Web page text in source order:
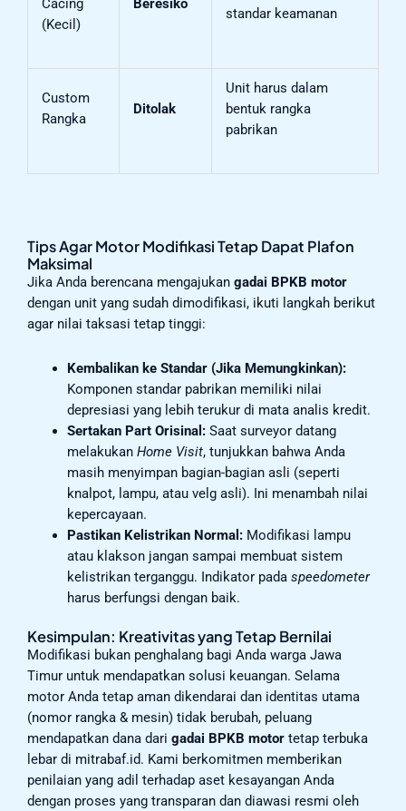
Cacing
(Kecil)
Beresiko
standar keamanan
Custom
Rangka
Ditolak
Unit harus dalam
bentuk rangka
pabrikan
Tips Agar Motor Modifikasi Tetap Dapat Plafon
Maksimal
Jika Anda berencana mengajukan gadai BPKB motor
dengan unit yang sudah dimodifikasi, ikuti langkah berikut
agar nilai taksasi tetap tinggi:
Kembalikan ke Standar (Jika Memungkinkan):
Komponen standar pabrikan memiliki nilai
depresiasi yang lebih terukur di mata analis kredit.
Sertakan Part Orisinal:Saat surveyor datang
melakukan Home Visit, tunjukkan bahwa Anda
masih menyimpan bagian-bagian asli (seperti
knalpot, lampu, atau velg asli). Ini menambah nilai
kepercayaan.
Pastikan Kelistrikan Normal:Modifikasi lampu
atau klakson jangan sampai membuat sistem
kelistrikan terganggu. Indikator pada speedometer
harus berfungsi dengan baik.
Kesimpulan: Kreativitas yang Tetap Bernilai
Modifikasi bukan penghalang bagi Anda warga Jawa
Timur untuk mendapatkan solusi keuangan. Selama
motor Anda tetap aman dikendarai dan identitas utama
(nomor rangka & mesin) tidak berubah, peluang
mendapatkan dana dari gadai BPKB motor tetap terbuka
lebar di mitrabaf.id. Kami berkomitmen memberikan
penilaian yang adil terhadap aset kesayangan Anda
dengan proses yang transparan dan diawasi resmi oleh